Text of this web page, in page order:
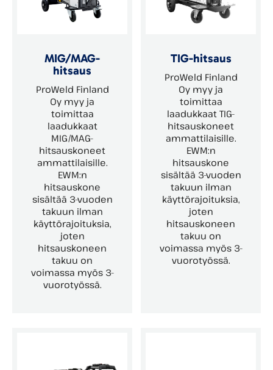
MIG/MAG-
hitsaus
ProWeld Finland
Oy myy ja
toimittaa
laadukkaat
MIG/MAG-
hitsauskoneet
ammattilaisille.
EWM:n
hitsauskone
sisältää 3-vuoden
takuun ilman
käyttörajoituksia,
joten
hitsauskoneen
takuu on
voimassa myös 3-
vuorotyössä.
TIG-hitsaus
ProWeld Finland
Oy myy ja
toimittaa
laadukkaat TIG-
hitsauskoneet
ammattilaisille.
EWM:n
hitsauskone
sisältää 3-vuoden
takuun ilman
käyttörajoituksia,
joten
hitsauskoneen
takuu on
voimassa myös 3-
vuorotyössä.